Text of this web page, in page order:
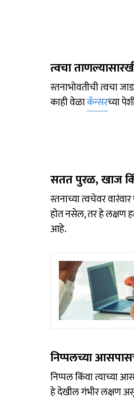
त्वचा
स्तनाभोवतीची त्वचा
काही वेळाकॅन्सरच्या
सतत पुरळ, खाज
स्तनाच्या त्वचेवर
होत नसेल, तर हे लक्षण
आहे.
निप्पलच्या
निप्पल किंवा त्याच्या
हे देखील गंभीर लक्षण